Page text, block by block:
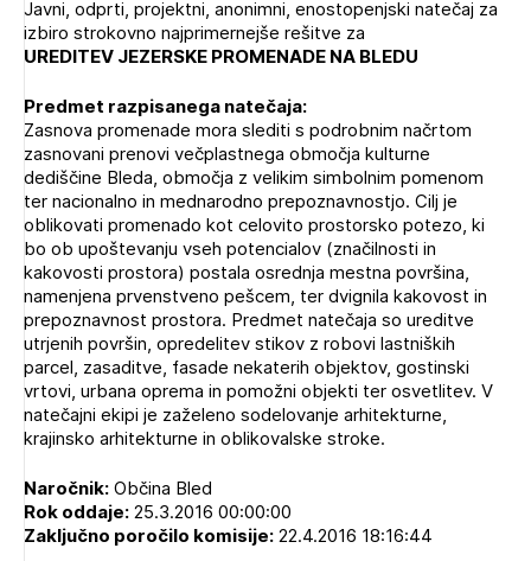
POZABLJENO GESLO
REGISTRIRAJTE SE
Javni, odprti, projektni, anonimni, enostopenjski natečaj za
izbiro strokovno najprimernejše rešitve za
UREDITEV JEZERSKE PROMENADE NA BLEDU
Predmet razpisanega natečaja:
Zasnova promenade mora slediti s podrobnim načrtom
zasnovani prenovi večplastnega območja kulturne
dediščine Bleda, območja z velikim simbolnim pomenom
ter nacionalno in mednarodno prepoznavnostjo. Cilj je
oblikovati promenado kot celovito prostorsko potezo, ki
bo ob upoštevanju vseh potencialov (značilnosti in
kakovosti prostora) postala osrednja mestna površina,
namenjena prvenstveno pešcem, ter dvignila kakovost in
prepoznavnost prostora. Predmet natečaja so ureditve
utrjenih površin, opredelitev stikov z robovi lastniških
parcel, zasaditve, fasade nekaterih objektov, gostinski
vrtovi, urbana oprema in pomožni objekti ter osvetlitev. V
natečajni ekipi je zaželeno sodelovanje arhitekturne,
krajinsko arhitekturne in oblikovalske stroke.
Naročnik:Občina Bled
Rok oddaje:25.3.2016 00:00:00
Zaključno poročilo komisije:22.4.2016 18:16:44
PRIJAVITE SE
Novičnik natečajev
Tedenski novičnik javnih naročil
Dnevne medijske objave
NAPREJ